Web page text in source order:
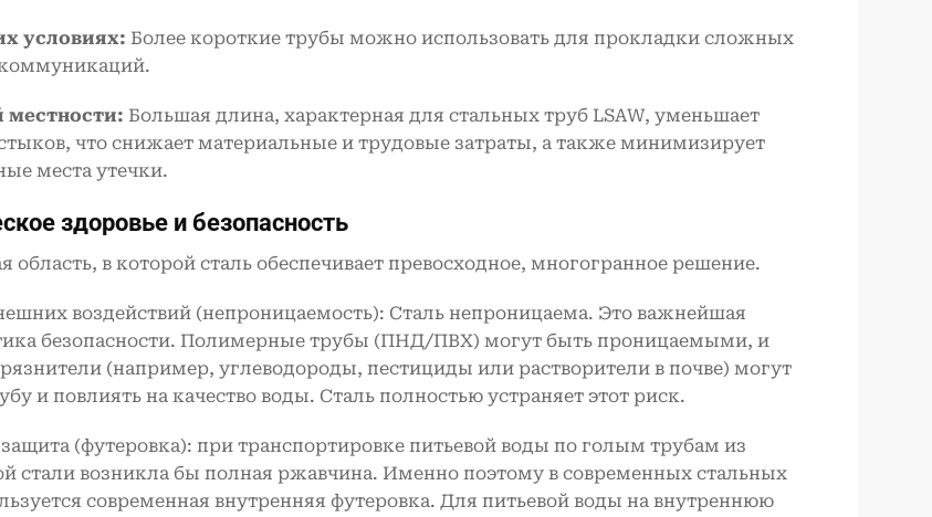
условиях: Более короткие трубы можно использовать для прокладки сложных
местности: Большая длина, характерная для стальных труб LSAW, уменьшает
что снижает материальные и трудовые затраты, а также минимизирует
места утечки.
здоровье и безопасность
область, в которой сталь обеспечивает превосходное, многогранное решение.
воздействий (непроницаемость): Сталь непроницаема. Это важнейшая
безопасности. Полимерные трубы (ПНД/ПВХ) могут быть проницаемыми, и
(например, углеводороды, пестициды или растворители в почве) могут
и повлиять на качество воды. Сталь полностью устраняет этот риск.
(футеровка): при транспортировке питьевой воды по голым трубам из
стали возникла бы полная ржавчина. Именно поэтому в современных стальных
современная внутренняя футеровка. Для питьевой воды на внутреннюю